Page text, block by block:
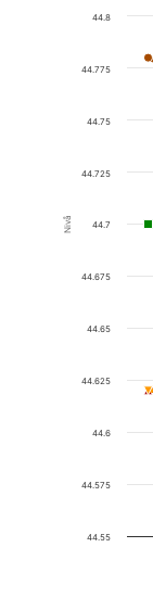
Nivå
44.55
44.575
44.6
44.625
44.65
44.675
44.7
44.725
44.75
44.775
44.8